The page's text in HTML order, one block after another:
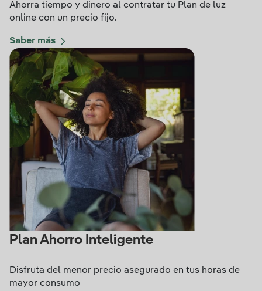
Ahorra tiempo y dinero al contratar tu Plan de luz
online con un precio fijo.
Saber más
Plan Ahorro Inteligente
Disfruta del menor precio asegurado en tus horas de
mayor consumo